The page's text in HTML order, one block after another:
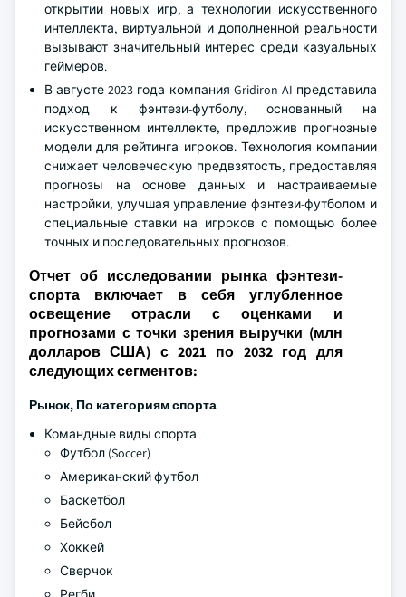
открытии новых игр, а технологии искусственного
интеллекта, виртуальной и дополненной реальности
вызывают значительный интерес среди казуальных
геймеров.
В августе 2023 года компания Gridiron AI представила
подход к фэнтези-футболу, основанный на
искусственном интеллекте, предложив прогнозные
модели для рейтинга игроков. Технология компании
снижает человеческую предвзятость, предоставляя
прогнозы на основе данных и настраиваемые
настройки, улучшая управление фэнтези-футболом и
специальные ставки на игроков с помощью более
точных и последовательных прогнозов.
Отчет об исследовании рынка фэнтези-
спорта включает в себя углубленное
освещение отрасли с оценками и
прогнозами с точки зрения выручки (млн
долларов США) с 2021 по 2032 год для
следующих сегментов:
Рынок, По категориям спорта
Командные виды спорта
Футбол (Soccer)
Американский футбол
Баскетбол
Бейсбол
Хоккей
Сверчок